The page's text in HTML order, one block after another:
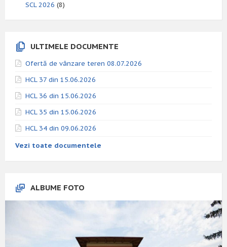
SCL 2026 (8)
ULTIMELE DOCUMENTE
Ofertă de vânzare teren 08.07.2026
HCL 37 din 15.06.2026
HCL 36 din 15.06.2026
HCL 35 din 15.06.2026
HCL 34 din 09.06.2026
Vezi toate documentele
ALBUME FOTO